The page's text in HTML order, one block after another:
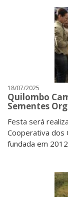
18/07/2025
Quilombo
Sementes
Festa será
Cooperativa dos
fundada em